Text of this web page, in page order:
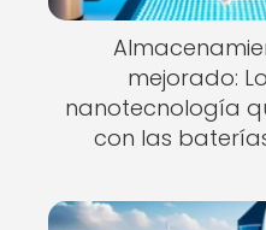
mejorado:
nanotecnología
con las